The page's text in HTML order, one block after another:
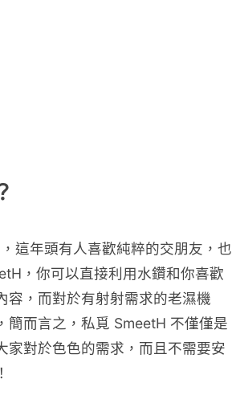
這年頭有人喜歡純粹的交朋友，也
，你可以直接利用水鑽和你喜歡
容，而對於有射射需求的老濕機
簡而言之，私覓 SmeetH 不僅僅是
家對於色色的需求，而且不需要安